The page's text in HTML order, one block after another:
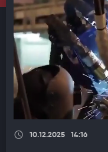
10.12.2025 14:16